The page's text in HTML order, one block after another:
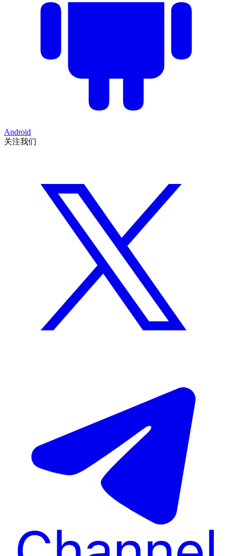
Android
关注我们